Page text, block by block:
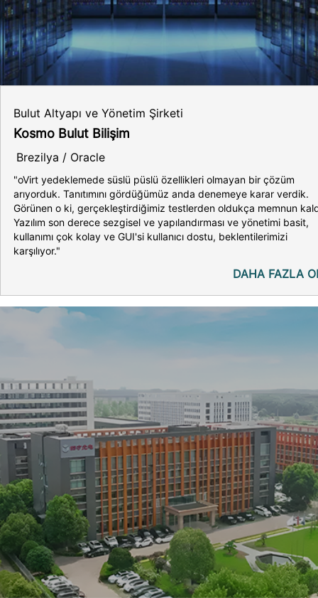
Bulut Altyapı ve Yönetim Şirketi
Kosmo Bulut Bilişim
Brezilya / Oracle
"oVirt yedeklemede süslü püslü özellikleri olmayan bir çözüm
arıyorduk. Tanıtımını gördüğümüz anda denemeye karar verdik.
Görünen o ki, gerçekleştirdiğimiz testlerden oldukça memnun
Yazılım son derece sezgisel ve yapılandırması ve yönetimi basit,
kullanımı çok kolay ve GUI'si kullanıcı dostu, beklentilerimizi
karşılıyor."
DAHA FAZLA